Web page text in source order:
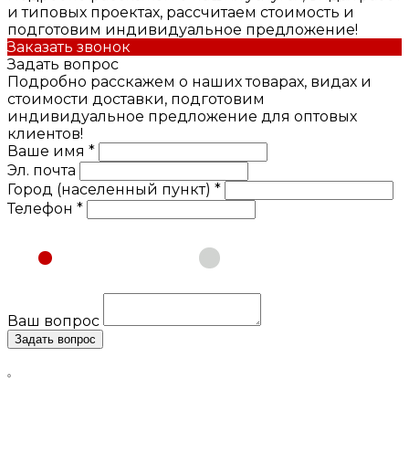
и типовых проектах, рассчитаем стоимость и
подготовим индивидуальное предложение!
Заказать звонок
Задать вопрос
Подробно расскажем о наших товарах, видах и
стоимости доставки, подготовим
индивидуальное предложение для оптовых
клиентов!
Ваше имя *
Эл. почта
Город (населенный пункт) *
Телефон *
Юридическое лицо
Ваш вопрос
Задать вопрос